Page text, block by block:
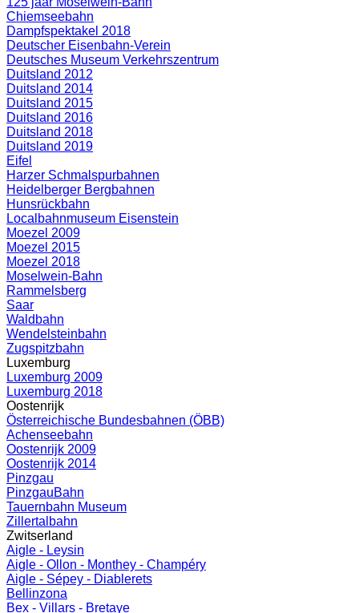
Chiemseebahn
Dampfspektakel 2018
Deutscher Eisenbahn-Verein
Deutsches Museum Verkehrszentrum
Duitsland 2012
Duitsland 2014
Duitsland 2015
Duitsland 2016
Duitsland 2018
Duitsland 2019
Eifel
Harzer Schmalspurbahnen
Heidelberger Bergbahnen
Hunsrückbahn
Localbahnmuseum Eisenstein
Moezel 2009
Moezel 2015
Moezel 2018
Moselwein-Bahn
Rammelsberg
Saar
Waldbahn
Wendelsteinbahn
Zugspitzbahn
Luxemburg
Luxemburg 2009
Luxemburg 2018
Oostenrijk
Österreichische Bundesbahnen (ÖBB)
Achenseebahn
Oostenrijk 2009
Oostenrijk 2014
Pinzgau
PinzgauBahn
Tauernbahn Museum
Zillertalbahn
Zwitserland
Aigle - Leysin
Aigle - Ollon - Monthey - Champéry
Aigle - Sépey - Diablerets
Bellinzona
Bex - Villars - Bretaye